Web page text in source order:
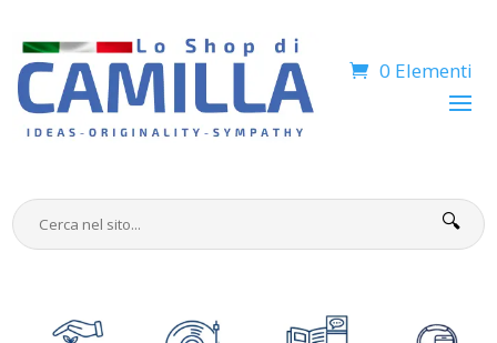
0 Elementi
🔍